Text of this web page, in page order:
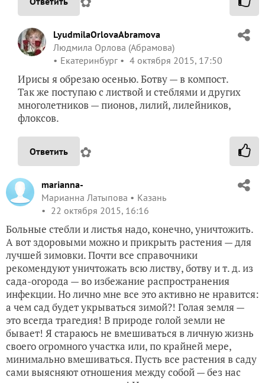
LyudmilaOrlovaAbramova
Людмила Орлова (Абрамова)
Екатеринбург
4 октября 2015, 17:50
Ирисы я обрезаю осенью. Ботву — в компост.
Так же поступаю с листвой и стеблями и других
многолетников — пионов, лилий, лилейников,
флоксов.
Ответить ✿
marianna-
Марианна Латыпова
Казань
22 октября 2015, 16:16
Больные стебли и листья надо, конечно, уничтожить.
А вот здоровыми можно и прикрыть растения — для
лучшей зимовки. Почти все справочники
рекомендуют уничтожать всю листву, ботву и т. д. из
сада-огорода — во избежание распространения
инфекции. Но лично мне все это активно не нравится:
а чем сад будет укрываться зимой?! Голая земля —
это всегда трагедия! В природе голой земли не
бывает! Я стараюсь не вмешиваться в личную жизнь
своего огромного участка или, по крайней мере,
минимально вмешиваться. Пусть все растения в саду
сами выясняют отношения между собой — без нас